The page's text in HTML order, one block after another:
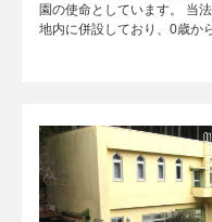
園の使命としています。 当
地内に併設しており、0歳か